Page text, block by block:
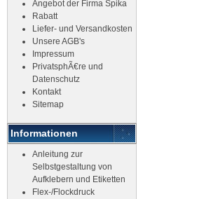
Angebot der Firma Spika
Rabatt
Liefer- und Versandkosten
Unsere AGB's
Impressum
PrivatsphÃ€re und
Datenschutz
Kontakt
Sitemap
Informationen
Anleitung zur
Selbstgestaltung von
Aufklebern und Etiketten
Flex-/Flockdruck